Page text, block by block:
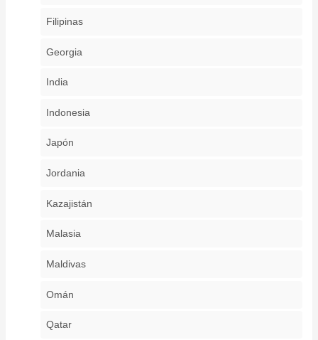
Filipinas
Georgia
India
Indonesia
Japón
Jordania
Kazajistán
Malasia
Maldivas
Omán
Qatar